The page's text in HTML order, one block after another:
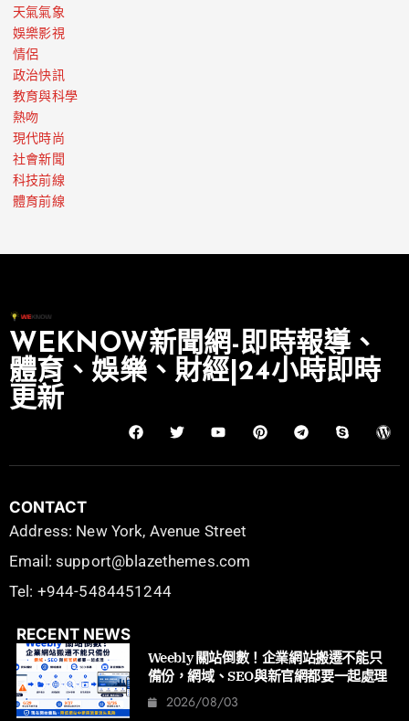
天氣氣象
娛樂影視
情侶
政治快訊
教育與科學
熱吻
現代時尚
社會新聞
科技前線
體育前線
WEKNOW新聞網-即時報導、
體育、娛樂、財經|24小時即時
更新
CONTACT
Address: New York, Avenue Street
Email: support@blazethemes.com
Tel: +944-5484451244
RECENT NEWS
Weebly 關站倒數！企業網站搬遷不能只
備份，網域、SEO與新官網都要一起處理
2026/08/03